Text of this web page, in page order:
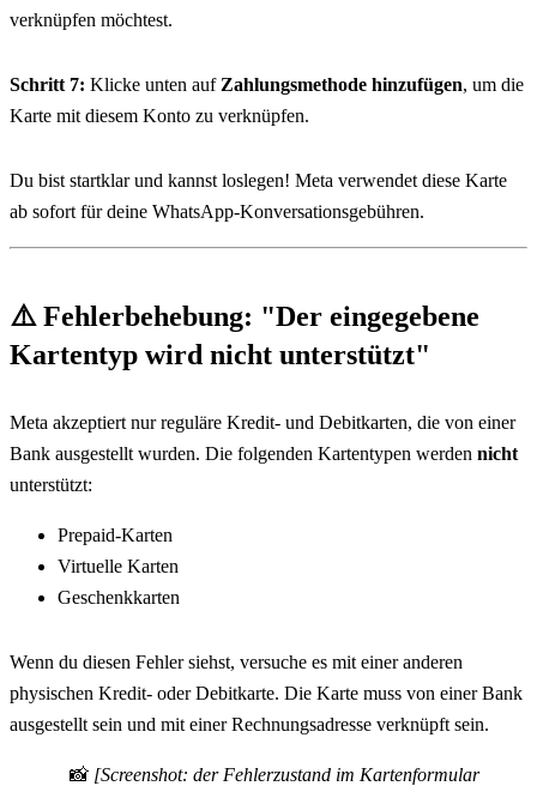
verknüpfen möchtest.
Schritt 7: Klicke unten auf Zahlungsmethode hinzufügen, um die
Karte mit diesem Konto zu verknüpfen.
Du bist startklar und kannst loslegen! Meta verwendet diese Karte
ab sofort für deine WhatsApp-Konversationsgebühren.
⚠️ Fehlerbehebung: "Der eingegebene
Kartentyp wird nicht unterstützt"
Meta akzeptiert nur reguläre Kredit- und Debitkarten, die von einer
Bank ausgestellt wurden. Die folgenden Kartentypen werden nicht
unterstützt:
Prepaid-Karten
Virtuelle Karten
Geschenkkarten
Wenn du diesen Fehler siehst, versuche es mit einer anderen
physischen Kredit- oder Debitkarte. Die Karte muss von einer Bank
ausgestellt sein und mit einer Rechnungsadresse verknüpft sein.
📸 [Screenshot: der Fehlerzustand im Kartenformular